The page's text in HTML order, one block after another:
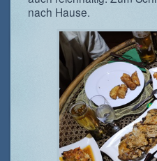
nach Hause.